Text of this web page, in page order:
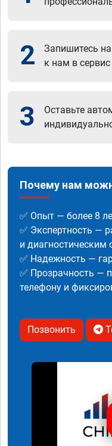
2
Запишитесь
к нам в
3
Оставьте
Почему нам
✅ Опыт — более 8
✅ Экспертность —
и диагностическим
✅ Надежность —
✅ Прозрачность —
телефону и
Позвонить